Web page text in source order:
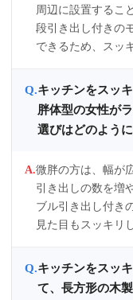
周辺に設置するこ
段引き出し付きの
できるため、スッ
キッチンをスッ
胖体型の女性が
選びはどのよう
微胖の方は、幅が
引き出しの数を増
ブル引き出し付き
見た目もスッキリ
キッチンをスッ
て、長方形の木